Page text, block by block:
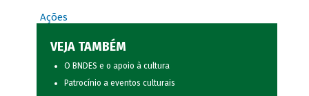
Ações
VEJA TAMBÉM
O BNDES e o apoio à cultura
Patrocínio a eventos culturais